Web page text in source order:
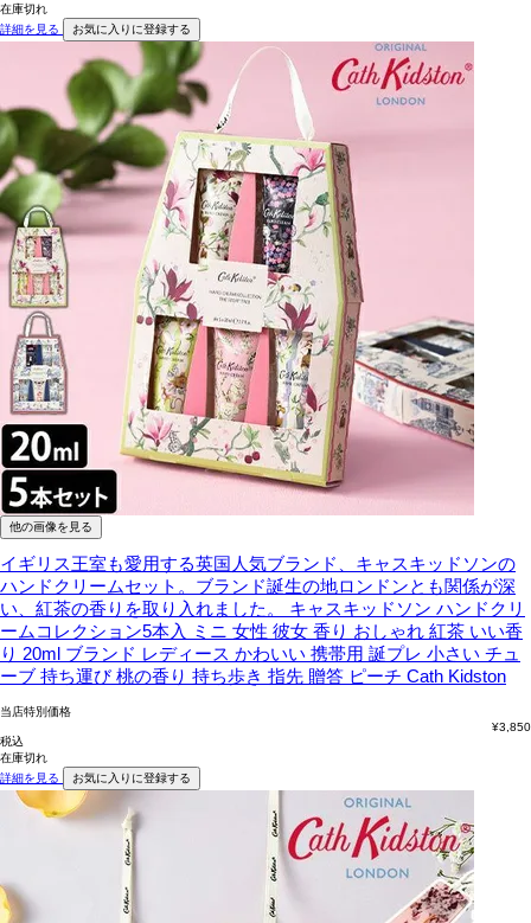
在庫切れ
詳細を見る
お気に入りに登録する
他の画像を見る
イギリス王室も愛用する英国人気ブランド、キャスキッドソンの
ハンドクリームセット。ブランド誕生の地ロンドンとも関係が深
い、紅茶の香りを取り入れました。
キャスキッドソン ハンドクリ
ームコレクション5本入 ミニ 女性 彼女 香り おしゃれ 紅茶 いい香
り 20ml ブランド レディース かわいい 携帯用 誕プレ 小さい チュ
ーブ 持ち運び 桃の香り 持ち歩き 指先 贈答 ピーチ Cath Kidston
当店特別価格
¥3,850
税込
在庫切れ
詳細を見る
お気に入りに登録する